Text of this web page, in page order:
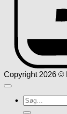
Copyright 2026 ©
Søg
efter: